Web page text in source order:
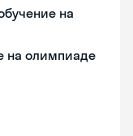
на
на олимпиаде